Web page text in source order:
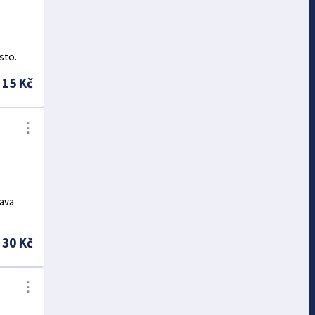
15 Kč
⋮
30 Kč
⋮